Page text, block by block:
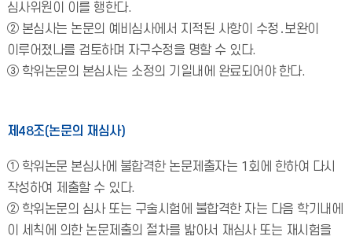
심사위원이 이를 행한다.
② 본심사는 논문의 예비심사에서 지적된 사항이 수정․보완이
이루어졌나를 검토하며 자구수정을 명할 수 있다.
③ 학위논문의 본심사는 소정의 기일내에 완료되어야 한다.
제48조(논문의 재심사)
① 학위논문 본심사에 불합격한 논문제출자는 1회에 한하여 다시
작성하여 제출할 수 있다.
② 학위논문의 심사 또는 구술시험에 불합격한 자는 다음 학기내에
이 세칙에 의한 논문제출의 절차를 밟아서 재심사 또는 재시험을